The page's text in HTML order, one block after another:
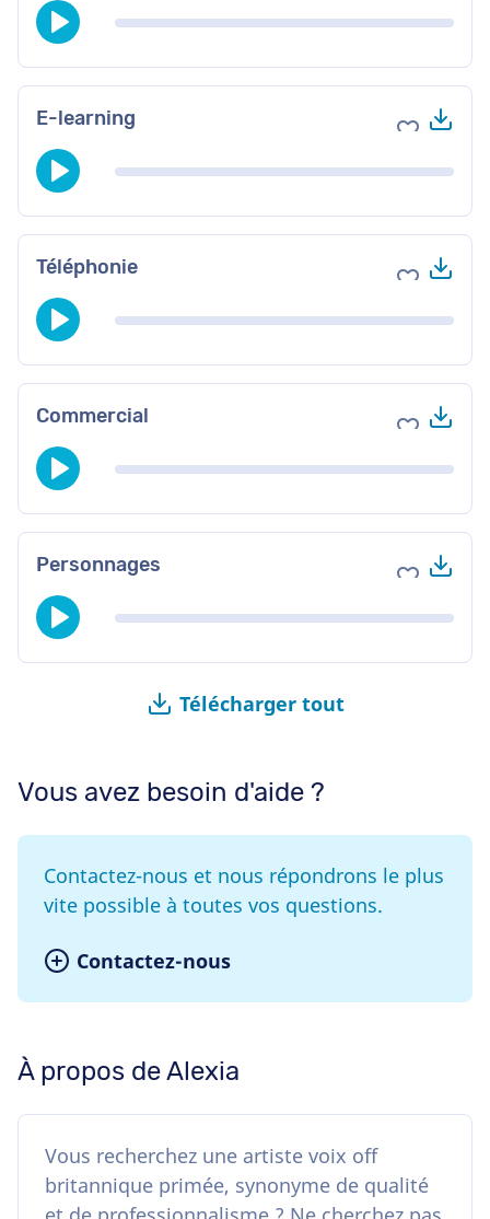
E-learning Ajouter
Téléphonie Ajouter
Commercial Ajouter
Personnages Ajouter
Télécharger tout
Vous avez besoin d'aide ?
Contactez-nous et nous répondrons le plus
vite possible à toutes vos questions.
Contactez-nous
À propos de Alexia
Vous recherchez une artiste voix off
britannique primée, synonyme de qualité